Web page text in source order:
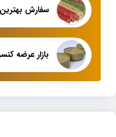
سفارش
بازار عرضه